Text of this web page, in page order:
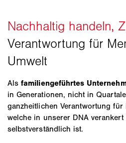
Alsfamiliengeführtes
in Generationen, nicht in
ganzheitlichen Verantwortung für
welche in unserer DNA
selbstverständlich ist.